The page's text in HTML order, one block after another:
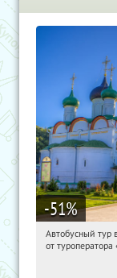
-51%
10:36:54
Автобусный тур
от туроператора